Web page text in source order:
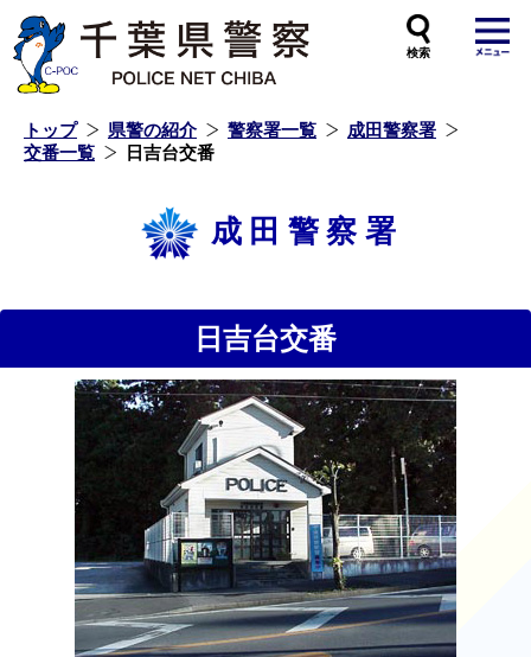
トップ 県警の紹介 警察署一覧
成田警察署
交番一覧
日吉台交番
成田警察署
日吉台交番